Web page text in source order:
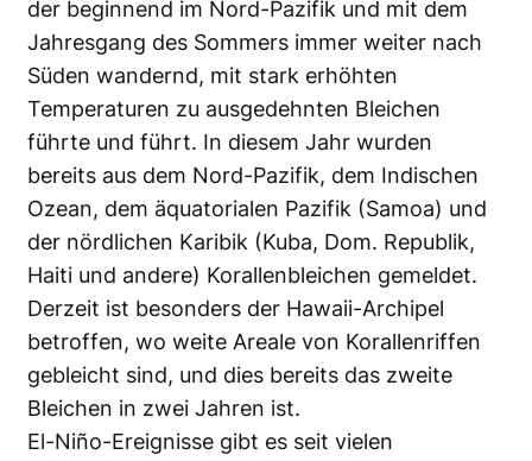
der beginnend im Nord-Pazifik und mit dem
Jahresgang des Sommers immer weiter nach
Süden wandernd, mit stark erhöhten
Temperaturen zu ausgedehnten Bleichen
führte und führt. In diesem Jahr wurden
bereits aus dem Nord-Pazifik, dem Indischen
Ozean, dem äquatorialen Pazifik (Samoa) und
der nördlichen Karibik (Kuba, Dom. Republik,
Haiti und andere) Korallenbleichen gemeldet.
Derzeit ist besonders der Hawaii-Archipel
betroffen, wo weite Areale von Korallenriffen
gebleicht sind, und dies bereits das zweite
Bleichen in zwei Jahren ist.
El-Niño-Ereignisse gibt es seit vielen